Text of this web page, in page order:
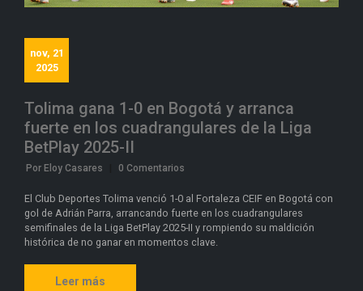
nov, 21
2025
Tolima gana 1-0 en Bogotá y arranca
fuerte en los cuadrangulares de la Liga
BetPlay 2025-II
Por Eloy Casares 0 Comentarios
El Club Deportes Tolima venció 1-0 al Fortaleza CEIF en Bogotá con
gol de Adrián Parra, arrancando fuerte en los cuadrangulares
semifinales de la Liga BetPlay 2025-II y rompiendo su maldición
histórica de no ganar en momentos clave.
Leer más